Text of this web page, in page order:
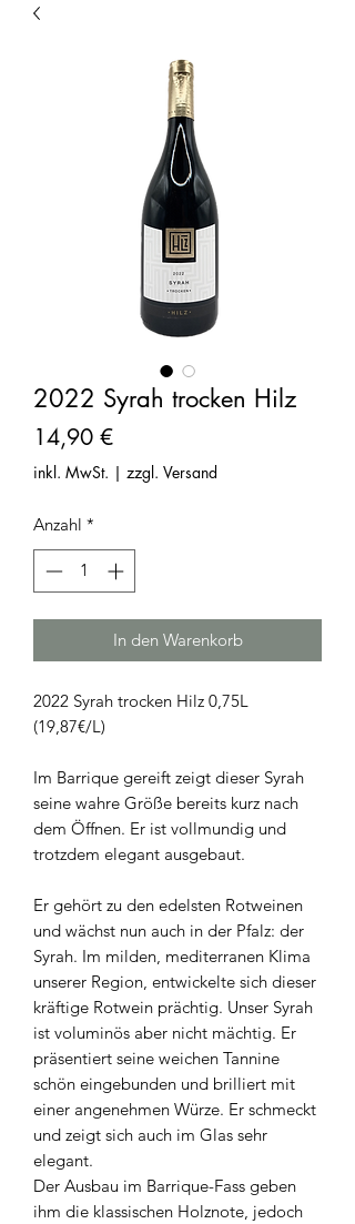
2022 Syrah trocken Hilz
14,90 €Preis
inkl. MwSt. | zzgl. Versand
Anzahl *
In den Warenkorb
2022 Syrah trocken Hilz 0,75L
(19,87€/L)
Im Barrique gereift zeigt dieser Syrah
seine wahre Größe bereits kurz nach
dem Öffnen. Er ist vollmundig und
trotzdem elegant ausgebaut.
Er gehört zu den edelsten Rotweinen
und wächst nun auch in der Pfalz: der
Syrah. Im milden, mediterranen Klima
unserer Region, entwickelte sich dieser
kräftige Rotwein prächtig. Unser Syrah
ist voluminös aber nicht mächtig. Er
präsentiert seine weichen Tannine
schön eingebunden und brilliert mit
einer angenehmen Würze. Er schmeckt
und zeigt sich auch im Glas sehr
elegant.
Der Ausbau im Barrique-Fass geben
ihm die klassischen Holznote, jedoch